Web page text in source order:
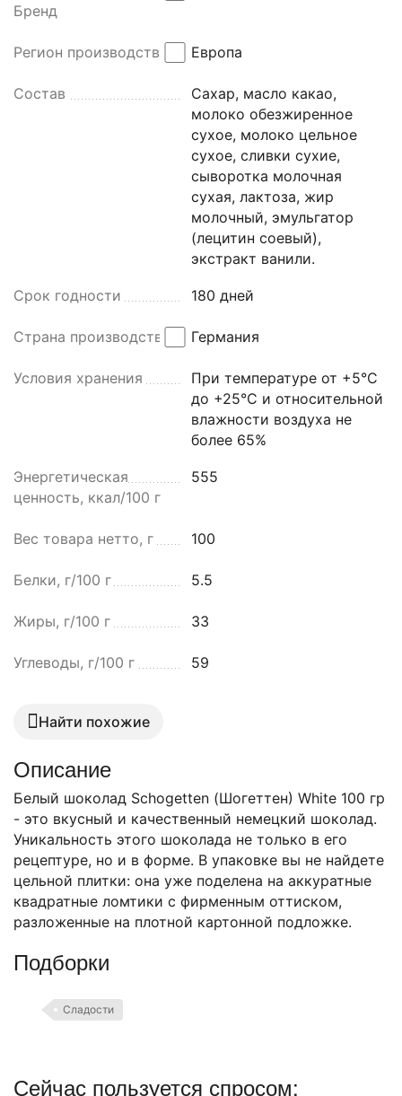
Бренд
Регион производства Европа
Состав
Сахар, масло какао,
молоко обезжиренное
сухое, молоко цельное
сухое, сливки сухие,
сыворотка молочная
сухая, лактоза, жир
молочный, эмульгатор
(лецитин соевый),
экстракт ванили.
Срок годности 180 дней
Страна производства Германия
Условия хранения
При температуре от +5°C
до +25°C и относительной
влажности воздуха не
более 65%
Энергетическая
ценность, ккал/100 г
555
Вес товара нетто, г 100
Белки, г/100 г 5.5
Жиры, г/100 г 33
Углеводы, г/100 г 59
Найти похожие
Описание
Белый шоколад Schogetten (Шогеттен) White 100 гр
- это вкусный и качественный немецкий шоколад.
Уникальность этого шоколада не только в его
рецептуре, но и в форме. В упаковке вы не найдете
цельной плитки: она уже поделена на аккуратные
квадратные ломтики с фирменным оттиском,
разложенные на плотной картонной подложке.
Подборки
Сладости
Сейчас пользуется спросом: